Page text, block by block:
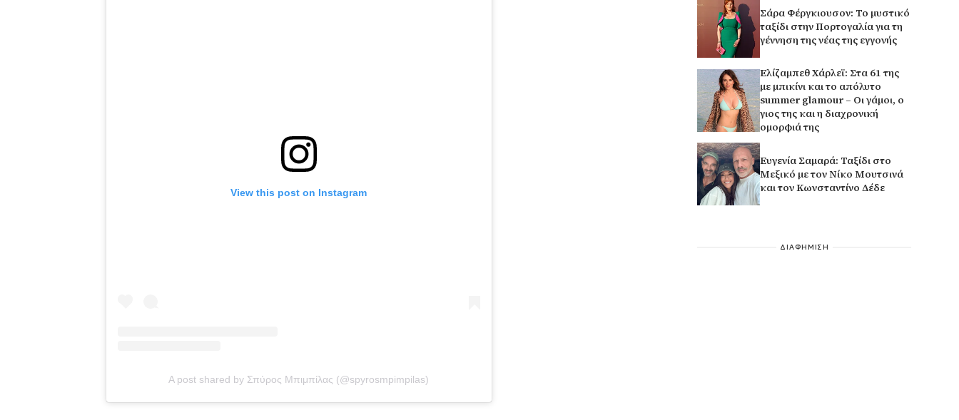
View this post on Instagram
A post shared by Σπύρος Μπιμπίλας (@spyrosmpimpilas)
Σάρα Φέργκιουσον: Το μυστικό
ταξίδι στην Πορτογαλία για τη
γέννηση της νέας της εγγονής
Ελίζαμπεθ Χάρλεϊ: Στα 61 της
με μπικίνι και το απόλυτο
summer glamour – Οι γάμοι, ο
γιος της και η διαχρονική
ομορφιά της
Ευγενία Σαμαρά: Ταξίδι στο
Μεξικό με τον Νίκο Μουτσινά
και τον Κωνσταντίνο Δέδε
ΔΙΑΦΗΜΙΣΗ